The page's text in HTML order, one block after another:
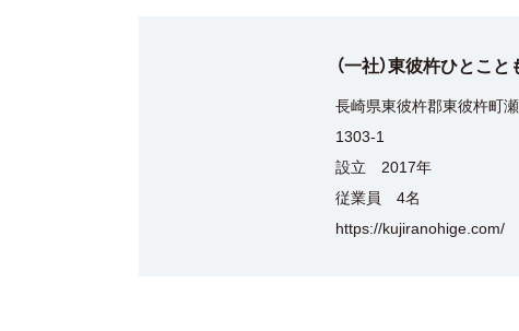
（一社）東彼杵ひとこ
長崎県東彼杵郡東彼杵町
1303-1
設立 2017年
従業員 4名
https://kujiranohige.com/